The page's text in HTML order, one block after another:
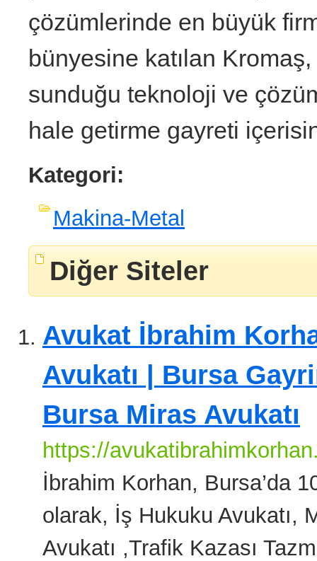
çözümlerinde en büyük
bünyesine katılan
sunduğu teknoloji ve
hale getirme gayreti
Kategori:
Makina-Metal
Diğer Siteler
Avukat İbrahim
Avukatı | Bursa
Bursa Miras Avukatı
https://
İbrahim Korhan, Bursa’da
olarak, İş Hukuku Avukatı,
Avukatı ,Trafik Kazası